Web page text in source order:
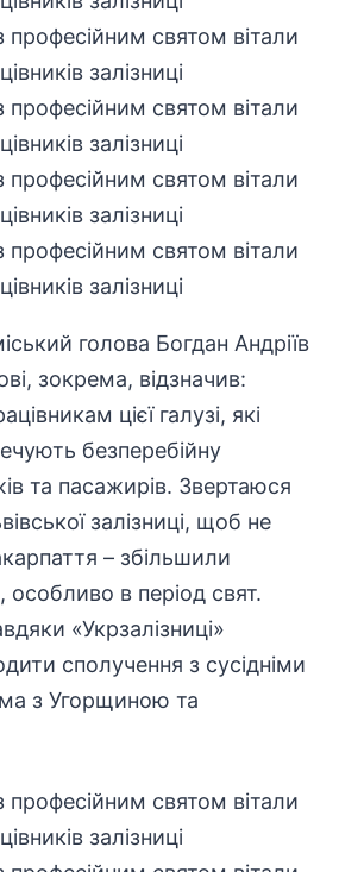
голова Богдан Андріїв
зокрема, відзначив:
цієї галузі, які
безперебійну
та пасажирів. Звертаюся
залізниці, щоб не
– збільшили
особливо в період свят.
«Укрзалізниці»
сполучення з сусідніми
з Угорщиною та